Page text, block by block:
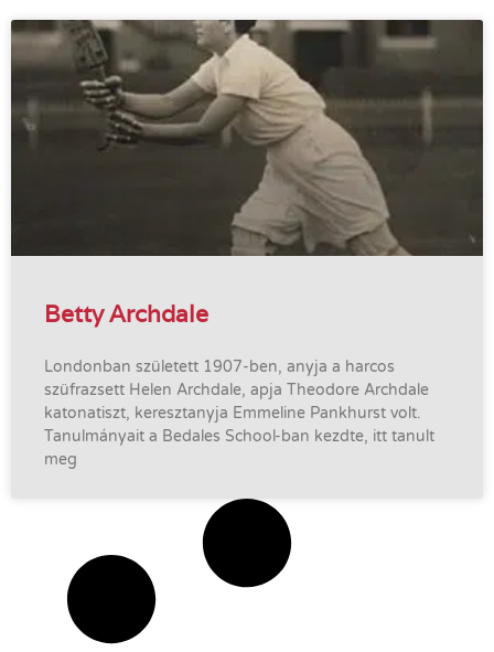
Betty Archdale
Londonban született 1907-ben, anyja a harcos
szüfrazsett Helen Archdale, apja Theodore Archdale
katonatiszt, keresztanyja Emmeline Pankhurst volt.
Tanulmányait a Bedales School-ban kezdte, itt tanult
meg